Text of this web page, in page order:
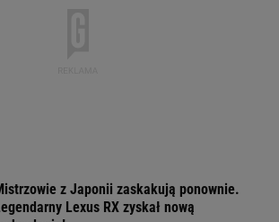
z Japonii zaskakują ponownie.
Lexus RX zyskał nową